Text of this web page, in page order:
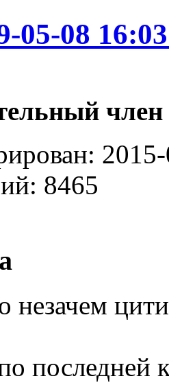
05-08
член
8465
незачем
последней